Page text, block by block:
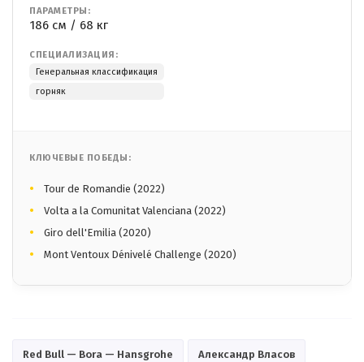
ПАРАМЕТРЫ:
186 см / 68 кг
СПЕЦИАЛИЗАЦИЯ:
Генеральная классификация
горняк
КЛЮЧЕВЫЕ ПОБЕДЫ:
Tour de Romandie (2022)
Volta a la Comunitat Valenciana (2022)
Giro dell'Emilia (2020)
Mont Ventoux Dénivelé Challenge (2020)
Red Bull — Bora — Hansgrohe Александр Власов